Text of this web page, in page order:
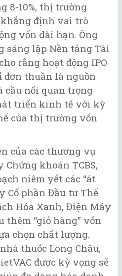
8-10%, thị trường
định vai trò
vốn dài hạn. Ông
sáng lập Nền tảng Tài
rằng hoạt động IPO
thuần là nguồn
cầu nối quan trọng
triển kinh tế với kỳ
của thị trường vốn
của các thương vụ
Chứng khoán TCBS,
niêm yết các “át
Cổ phần Đầu tư Thế
Hóa Xanh, Điện Máy
thêm “giỏ hàng” vốn
chọn chất lượng.
thuốc Long Châu,
được kỳ vọng sẽ